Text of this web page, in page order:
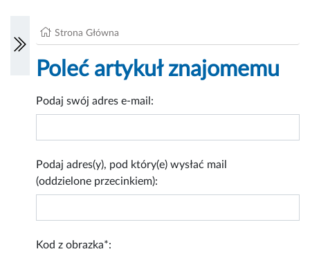
Strona Główna
Poleć artykuł znajomemu
Podaj swój adres e-mail:
Podaj adres(y), pod który(e) wysłać mail
(oddzielone przecinkiem):
Kod z obrazka*: